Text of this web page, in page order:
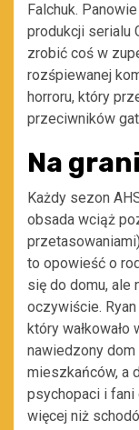
Falchuk.
produkcji serialu
zrobić coś w
rozśpiewanej
horroru, który
przeciwników
Na
Każdy sezon
obsada wciąż
to opowieść o
się do domu, ale
oczywiście.
który
nawiedzony dom
mieszkańców, a
psychopaci i fani
więcej niż